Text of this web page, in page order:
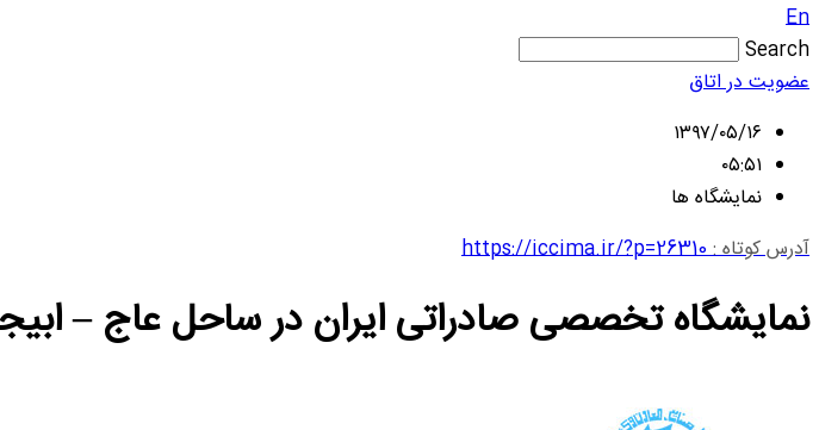
En
Search
عضویت در اتاق
۱۳۹۷/۰۵/۱۶
۰۵:۵۱
نمایشگاه ها
آدرس کوتاه :https://iccima.ir/?p=26310
نمایشگاه تخصصی صادراتی ایران در ساحل عاج –